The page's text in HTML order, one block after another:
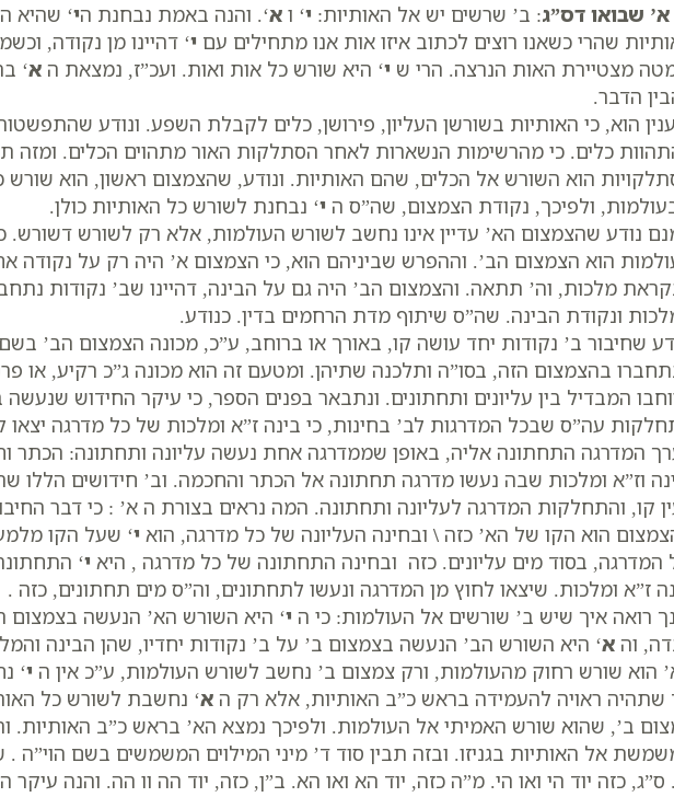
א’ שבואו דס”ג: ב’ שרשים יש אל האותיות: י‘ ו א‘. והנה באמת נבחנת הי‘ שהיא
שהרי כשאנו רוצים לכתוב איזו אות אנו מתחילים עם י‘ דהיינו מן נקודה,
מצטיירת האות הנרצה. הרי ש י‘ היא שורש כל אות ואות. ועכ”ז, נמצאת ה א‘
הדבר.
הוא, כי האותיות בשורשן העליון, פירושן, כלים לקבלת השפע. ונודע
כלים. כי מהרשימות הנשארות לאחר הסתלקות האור מתהוים הכלים. ומזה
הוא השורש אל הכלים, שהם האותיות. ונודע, שהצמצום ראשון, הוא שורש
ולפיכך, נקודת הצמצום, שה”ס ה י‘ נבחנת לשורש כל האותיות כולן.
נודע שהצמצום הא’ עדיין אינו נחשב לשורש העולמות, אלא רק לשורש דשורש.
הוא הצמצום הב’. וההפרש שביניהם הוא, כי הצמצום א’ היה רק על נקודה
מלכות, וה’ תתאה. והצמצום הב’ היה גם על הבינה, דהיינו שב’ נקודות
ונקודת הבינה. שה”ס שיתוף מדת הרחמים בדין. כנודע.
שחיבור ב’ נקודות יחד עושה קו, באורך או ברוחב, ע”כ, מכונה הצמצום הב’
בהצמצום הזה, בסו”ה ותלכנה שתיהן. ומטעם זה הוא מכונה ג”כ רקיע, או
המבדיל בין עליונים ותחתונים. ונתבאר בפנים הספר, כי עיקר החידוש שנעשה
עה”ס שבכל המדרגות לב’ בחינות, כי בינה ז”א ומלכות של כל מדרגה יצאו
המדרגה התחתונה אליה, באופן שממדרגה אחת נעשה עליונה ותחתונה: הכתר
וז”א ומלכות שבה נעשו מדרגה תחתונה אל הכתר והחכמה. וב’ חידושים הללו
קו, והתחלקות המדרגה לעליונה ותחתונה. המה נראים בצורת ה א’ : כי דבר
הוא הקו של הא’ כזה \ ובחינה העליונה של כל מדרגה, הוא י‘ שעל הקו
המדרגה, בסוד מים עליונים. כזה ובחינה התחתונה של כל מדרגה , היא י‘
ז”א ומלכות. שיצאו לחוץ מן המדרגה ונעשו לתחתונים, וה”ס מים תחתונים, כזה .
רואה איך שיש ב’ שורשים אל העולמות: כי ה י‘ היא השורש הא’ הנעשה בצמצום
וה א‘ היא השורש הב’ הנעשה בצמצום ב’ על ב’ נקודות יחדיו, שהן הבינה
הוא שורש רחוק מהעולמות, ורק צמצום ב’ נחשב לשורש העולמות, ע”כ אין ה י‘
שתהיה ראויה להעמידה בראש כ”ב האותיות, אלא רק ה א‘ נחשבת לשורש כל
ב’, שהוא שורש האמיתי אל העולמות. ולפיכך נמצא הא’ בראש כ”ב האותיות.
אל האותיות בגניזו. ובזה תבין סוד ד’ מיני המילוים המשמשים בשם הוי”ה .
ס”ג, כזה יוד הי ואו הי. מ”ה כזה, יוד הא ואו הא. ב”ן, כזה, יוד הה וו הה. והנה